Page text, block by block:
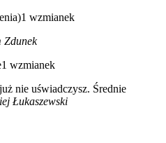
1 wzmianek
1 wzmianek
nie uświadczysz. Średnie
Łukaszewski